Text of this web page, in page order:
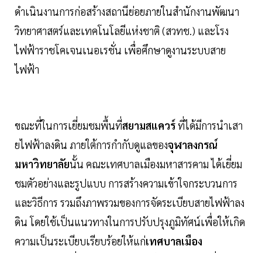
ดำเนินงานการก่อสร้างสถานีย่อยภายในสำนักงานพัฒนา
วิทยาศาสตร์และเทคโนโลยีแห่งชาติ (สวทช.) และโรง
ไฟฟ้าราชโคเจนเนอเรชั่น เพื่อศึกษาดูงานระบบสาย
ไฟฟ้า
ขณะที่ในการเยี่ยมชมพื้นที่สยามสแควร์ที่ได้มีการนำเสา
ยไฟฟ้าลงดิน ภายใต้การกำกับดูแลของจุฬาลงกรณ์
มหาวิทยาลัยนั้น คณะเทศบาลเมืองมหาสารคาม ได้เยี่ยม
ชมตัวอย่างและรูปแบบ การสร้างความเข้าใจกระบวนการ
และวิธีการ รวมถึงภาพรวมของการจัดระเบียบสายไฟฟ้าลง
ดิน โดยใช้เป็นแนวทางในการปรับปรุงภูมิทัศน์เพื่อให้เกิด
ความเป็นระเบียบเรียบร้อยให้แก่เทศบาลเมือง